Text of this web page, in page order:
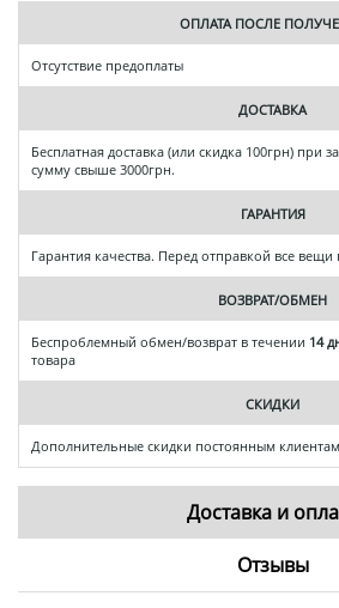
ОПЛАТА ПОСЛЕ
Отсутствие предоплаты
ДОСТАВКА
Бесплатная доставка (или скидка 100грн) при
сумму свыше 3000грн.
ГАРАНТИЯ
Гарантия качества. Перед отправкой все
ВОЗВРАТ/ОБМЕН
Беспроблемный обмен/возврат в течении 14
товара
СКИДКИ
Дополнительные скидки постоянным
Доставка и
Отзывы